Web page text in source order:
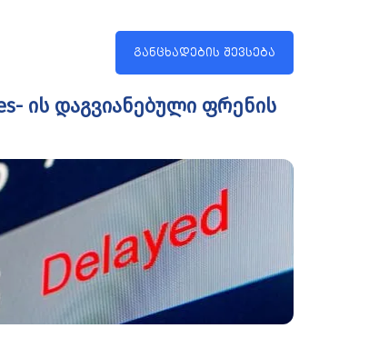
განცხადების შევსება
ის დაგვიანებული ფრენის